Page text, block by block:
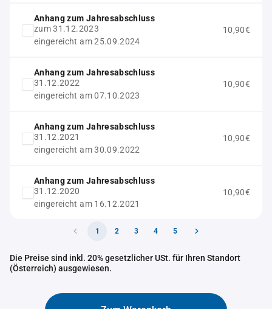
Anhang zum Jahresabschluss
zum 31.12.2023
eingereicht am 25.09.2024
10,90€
Anhang zum Jahresabschluss
31.12.2022
eingereicht am 07.10.2023
10,90€
Anhang zum Jahresabschluss
31.12.2021
eingereicht am 30.09.2022
10,90€
Anhang zum Jahresabschluss
31.12.2020
eingereicht am 16.12.2021
10,90€
1 2 3 4 5
Die Preise sind inkl. 20% gesetzlicher USt. für Ihren Standort
(Österreich) ausgewiesen.